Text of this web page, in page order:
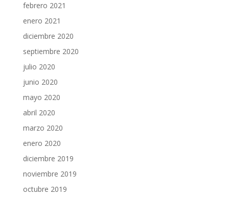
febrero 2021
enero 2021
diciembre 2020
septiembre 2020
julio 2020
junio 2020
mayo 2020
abril 2020
marzo 2020
enero 2020
diciembre 2019
noviembre 2019
octubre 2019